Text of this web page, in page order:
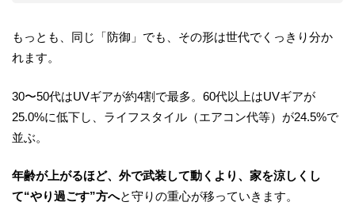
もっとも、同じ「防御」でも、その形は世代でくっきり分か
れます。
30〜50代はUVギアが約4割で最多。60代以上はUVギアが
25.0%に低下し、ライフスタイル（エアコン代等）が24.5%で
並ぶ。
年齢が上がるほど、外で武装して動くより、家を涼しくし
て“やり過ごす”方へと守りの重心が移っていきます。